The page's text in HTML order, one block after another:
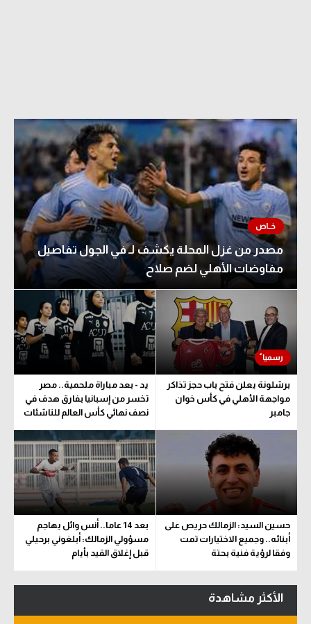
مصدر من غزل المحلة يكشف لـ في الجول تفاصيل
مفاوضات الأهلي لضم صلاح
برشلونة يعلن فتح باب حجز تذاكر
مواجهة الأهلي في كأس خوان
جامبر
يد - بعد مباراة ملحمية.. مصر
تخسر من إسبانيا بفارق هدف في
نصف نهائي كأس العالم للناشئات
حسين السيد: الزمالك حريص على
أبنائه.. وجميع الاختيارات تمت
وفقا لرؤية فنية بحتة
بعد 14 عاما.. أنس وائل يهاجم
مسؤولي الزمالك: أبلغوني برحيلي
قبل إغلاق القيد بأيام
الأكثر مشاهدة